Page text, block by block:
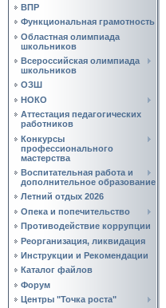
ВПР
Функциональная грамотность
Областная олимпиада
школьников
Всероссийская олимпиада
школьников
ОЗШ
НОКО
Аттестация педагогических
работников
Конкурсы
профессионального
мастерства
Воспитательная работа и
дополнительное образование
Летний отдых 2026
Опека и попечительство
Противодействие коррупции
Реорганизация, ликвидация
Инструкции и Рекомендации
Каталог файлов
Форум
Центры "Точка роста"